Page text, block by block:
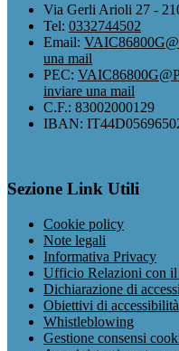
Via Gerli Arioli 27 -
Tel: 0332744502
Email:
una mail
PEC:
inviare una mail
C.F.: 83002000129
IBAN:
Sezione Link Utili
Cookie policy
Note legali
Informativa Privacy
Ufficio Relazioni con
Dichiarazione di
Obiettivi di accessibilità
Whistleblowing
Gestione consensi